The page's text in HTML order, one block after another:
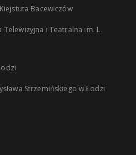
Bacewiczów
Telewizyjna i Teatralna im. L.
Strzemińskiego w Łodzi